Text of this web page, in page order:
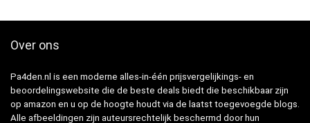
Over ons
Pa4den.nl is een moderne alles-in-één prijsvergelijkings- en
beoordelingswebsite die de beste deals biedt die beschikbaar zijn
op amazon en u op de hoogte houdt via de laatst toegevoegde blogs.
Alle afbeeldingen zijn auteursrechtelijk beschermd door hun